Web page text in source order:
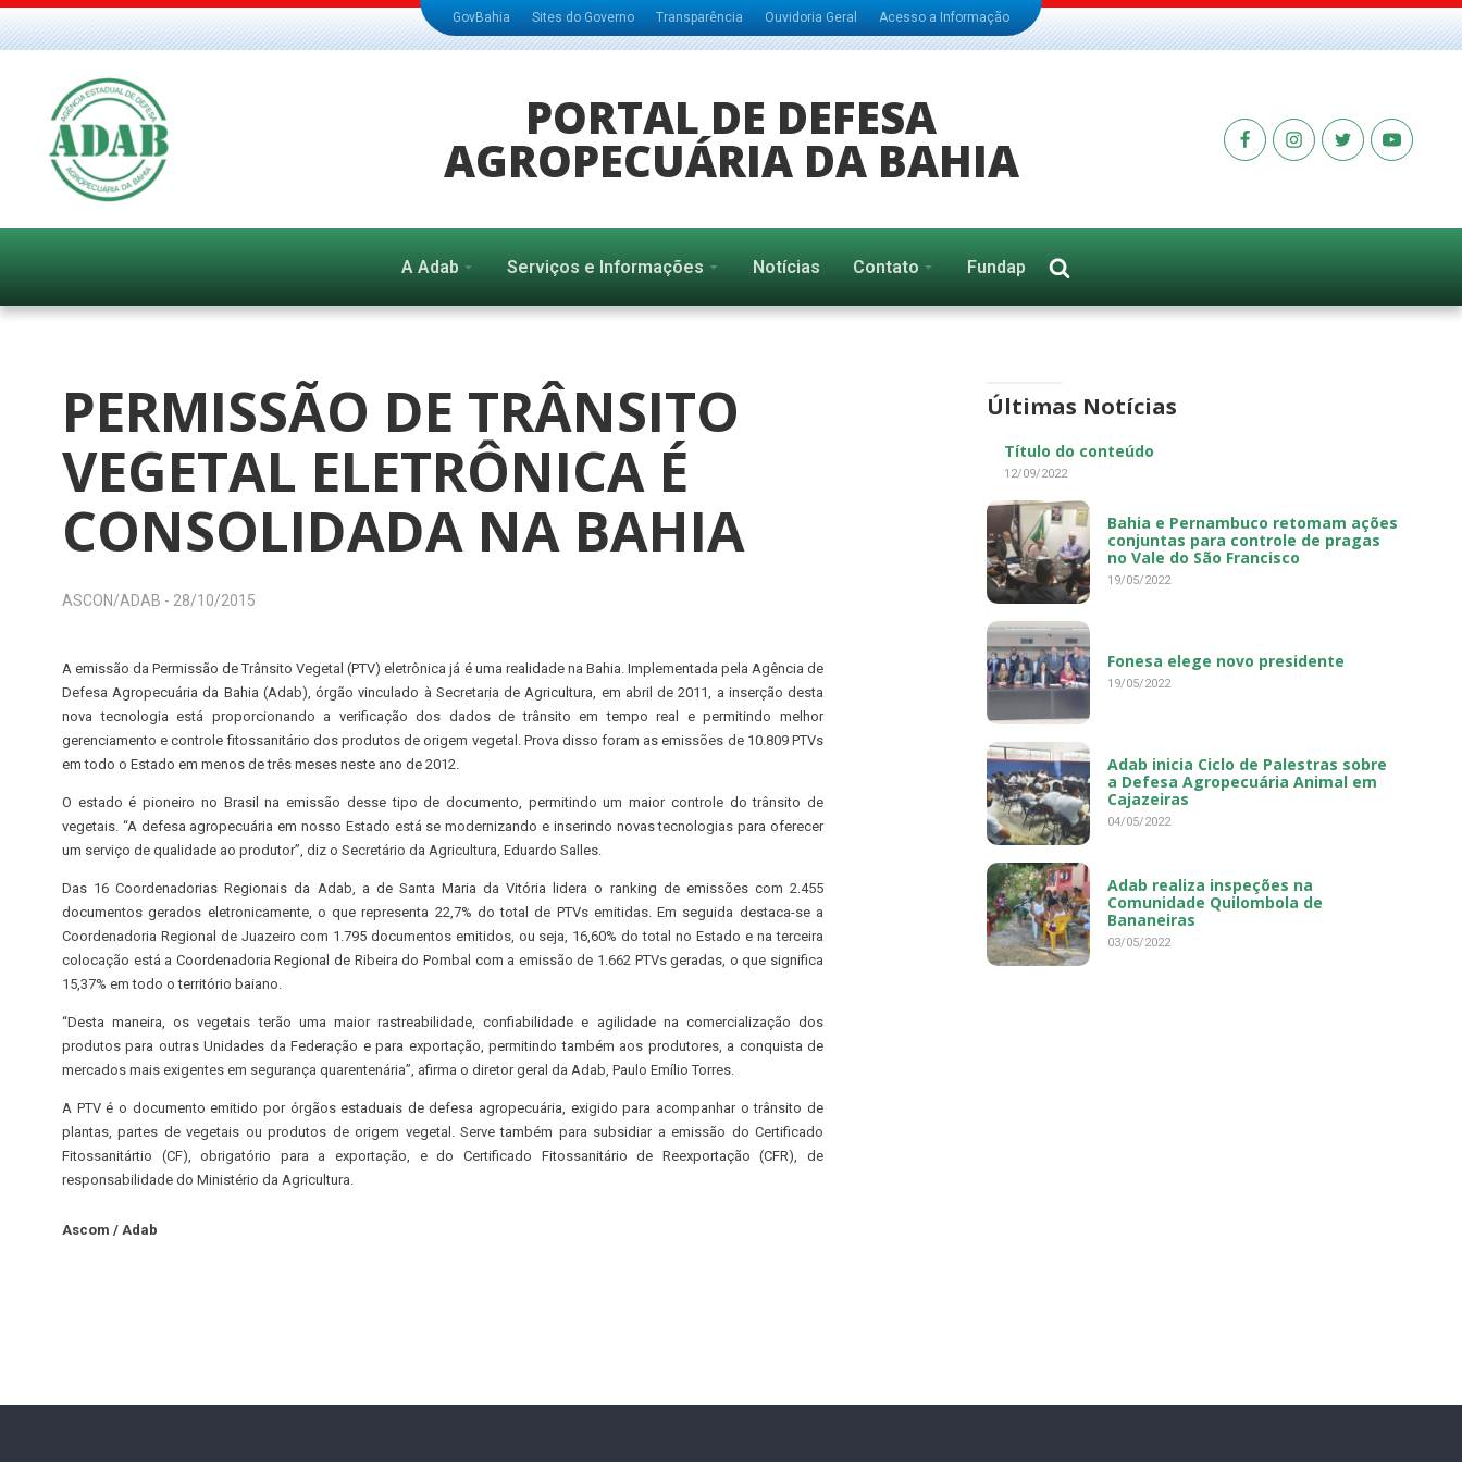
GovBahia Sites do Governo Transparência Ouvidoria Geral Acesso a Informação
PORTAL DE DEFESA
AGROPECUÁRIA DA BAHIA
A Adab Serviços e Informações Notícias Contato Fundap
PERMISSÃO DE TRÂNSITO
VEGETAL ELETRÔNICA É
CONSOLIDADA NA BAHIA
ASCON/ADAB - 28/10/2015
A emissão da Permissão de Trânsito Vegetal (PTV) eletrônica já é uma realidade na Bahia. Implementada pela Agência de
Defesa Agropecuária da Bahia (Adab), órgão vinculado à Secretaria de Agricultura, em abril de 2011, a inserção desta
nova tecnologia está proporcionando a verificação dos dados de trânsito em tempo real e permitindo melhor
gerenciamento e controle fitossanitário dos produtos de origem vegetal. Prova disso foram as emissões de 10.809 PTVs
em todo o Estado em menos de três meses neste ano de 2012.
O estado é pioneiro no Brasil na emissão desse tipo de documento, permitindo um maior controle do trânsito de
vegetais. “A defesa agropecuária em nosso Estado está se modernizando e inserindo novas tecnologias para oferecer
um serviço de qualidade ao produtor”, diz o Secretário da Agricultura, Eduardo Salles.
Das 16 Coordenadorias Regionais da Adab, a de Santa Maria da Vitória lidera o ranking de emissões com 2.455
documentos gerados eletronicamente, o que representa 22,7% do total de PTVs emitidas. Em seguida destaca-se a
Coordenadoria Regional de Juazeiro com 1.795 documentos emitidos, ou seja, 16,60% do total no Estado e na terceira
colocação está a Coordenadoria Regional de Ribeira do Pombal com a emissão de 1.662 PTVs geradas, o que significa
15,37% em todo o território baiano.
“Desta maneira, os vegetais terão uma maior rastreabilidade, confiabilidade e agilidade na comercialização dos
produtos para outras Unidades da Federação e para exportação, permitindo também aos produtores, a conquista de
mercados mais exigentes em segurança quarentenária”, afirma o diretor geral da Adab, Paulo Emílio Torres.
A PTV é o documento emitido por órgãos estaduais de defesa agropecuária, exigido para acompanhar o trânsito de
plantas, partes de vegetais ou produtos de origem vegetal. Serve também para subsidiar a emissão do Certificado
Fitossanitártio (CF), obrigatório para a exportação, e do Certificado Fitossanitário de Reexportação (CFR), de
responsabilidade do Ministério da Agricultura.
Ascom / Adab
Últimas Notícias
Título do conteúdo
12/09/2022
Bahia e Pernambuco retomam ações
conjuntas para controle de pragas
no Vale do São Francisco
19/05/2022
Fonesa elege novo presidente
19/05/2022
Adab inicia Ciclo de Palestras sobre
a Defesa Agropecuária Animal em
Cajazeiras
04/05/2022
Adab realiza inspeções na
Comunidade Quilombola de
Bananeiras
03/05/2022